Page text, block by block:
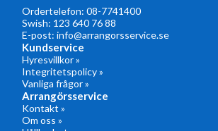
Ordertelefon: 08-7741400
Swish: 123 640 76 88
E-post: info@arrangorsservice.se
Kundservice
Hyresvillkor »
Integritetspolicy »
Vanliga frågor »
Arrangörsservice
Kontakt »
Om oss »